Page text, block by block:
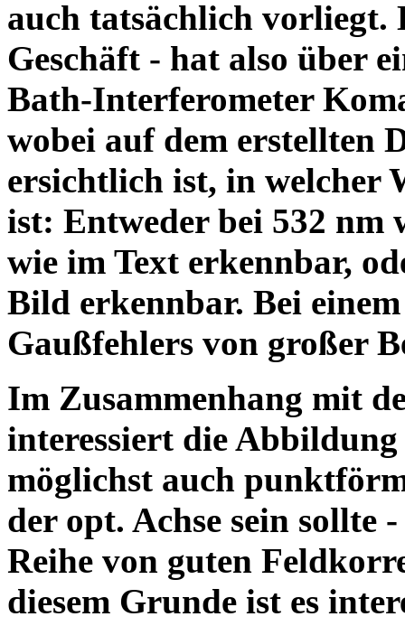
auch tatsächlich vorliegt.
Geschäft - hat also über
Bath-Interferometer
wobei auf dem erstellten
ersichtlich ist, in welcher
ist: Entweder bei 532 nm
wie im Text erkennbar,
Bild erkennbar. Bei
Gaußfehlers von großer
Im Zusammenhang mit
interessiert die
möglichst auch
der opt. Achse sein sollte
Reihe von guten
diesem Grunde ist es